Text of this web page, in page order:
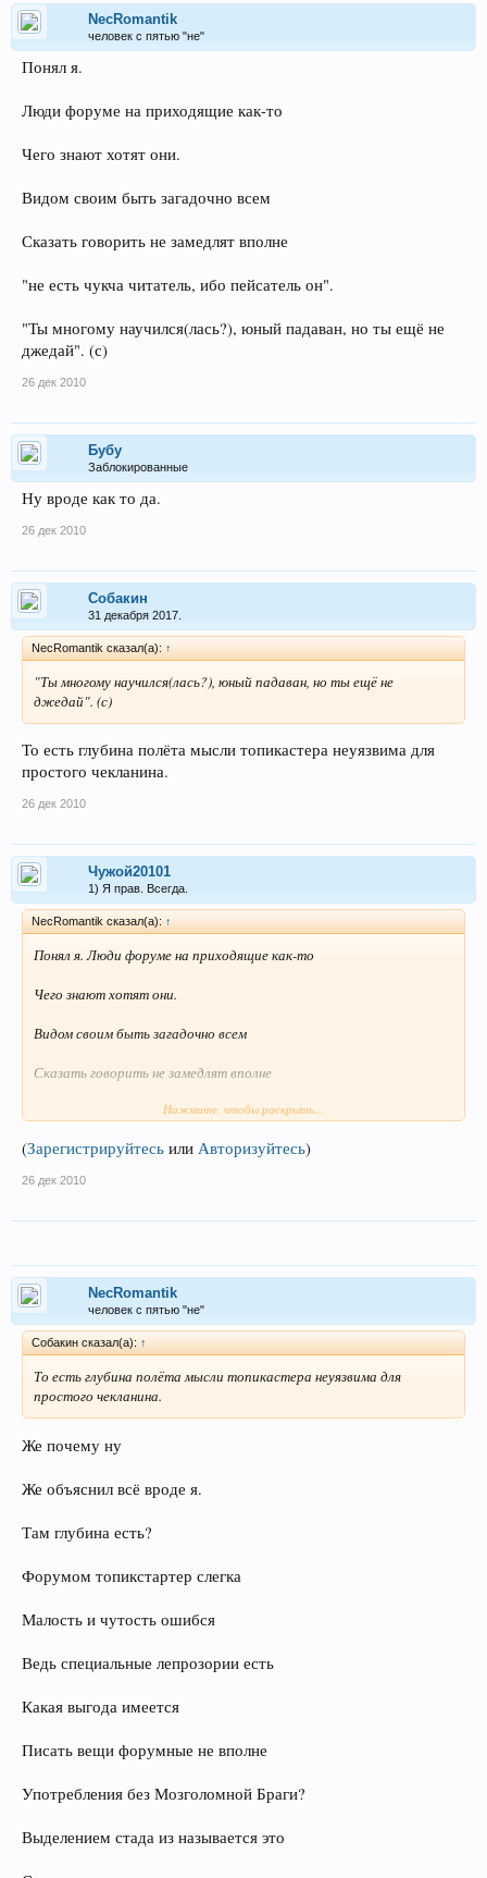
NecRomantik
человек с пятью "не"
Понял я.
Люди форуме на приходящие как-то
Чего знают хотят они.
Видом своим быть загадочно всем
Сказать говорить не замедлят вполне
"не есть чукча читатель, ибо пейсатель он".
"Ты многому научился(лась?), юный падаван, но ты ещё не
джедай". (с)
26 дек 2010
Бубу
Заблокированные
Ну вроде как то да.
26 дек 2010
Собакин
31 декабря 2017.
NecRomantik сказал(а): ↑
"Ты многому научился(лась?), юный падаван, но ты ещё не
джедай". (с)
То есть глубина полёта мысли топикастера неуязвима для
простого чекланина.
26 дек 2010
Чужой20101
1) Я прав. Всегда.
NecRomantik сказал(а): ↑
Понял я. Люди форуме на приходящие как-то
Чего знают хотят они.
Видом своим быть загадочно всем
Сказать говорить не замедлят вполне
"не есть чукча читатель, ибо пейсатель он".
"Ты многому научился(лась?), юный падаван, но ты ещё не
Нажмите, чтобы раскрыть...
(Зарегистрируйтесь или Авторизуйтесь)
26 дек 2010
NecRomantik
человек с пятью "не"
Собакин сказал(а): ↑
То есть глубина полёта мысли топикастера неуязвима для
простого чекланина.
Же почему ну
Же объяснил всё вроде я.
Там глубина есть?
Форумом топикстартер слегка
Малость и чутость ошибся
Ведь специальные лепрозории есть
Какая выгода имеется
Писать вещи форумные не вполне
Употребления без Мозголомной Браги?
Выделением стада из называется это